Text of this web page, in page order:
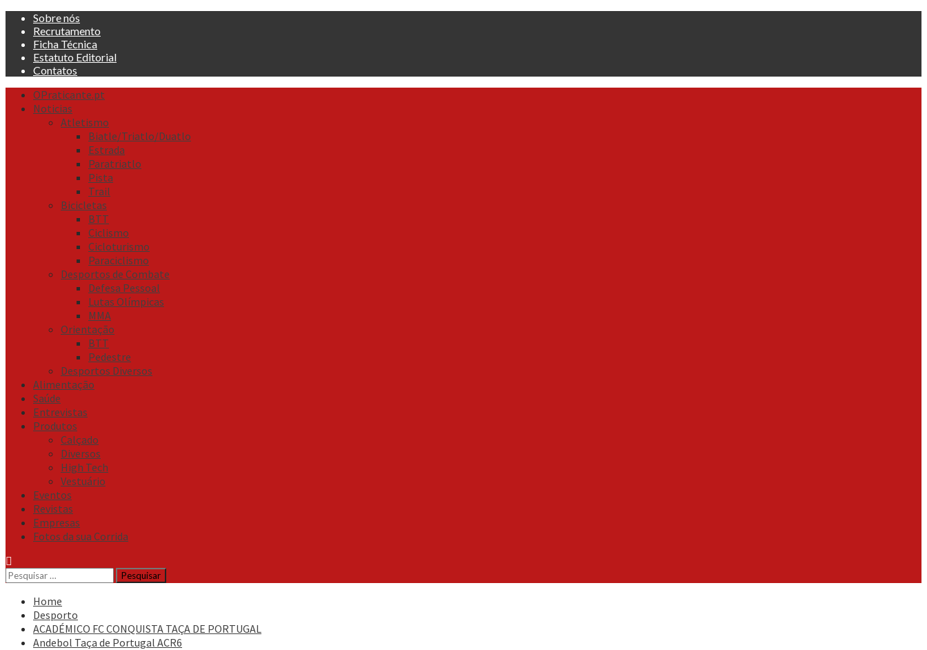
Skip
content
Sobre nós
Recrutamento
Ficha Técnica
Estatuto Editorial
Contatos
Primary
Menu
OPraticante.pt
Noticias
Atletismo
Biatle/Triatlo/Duatlo
Estrada
Paratriatlo
Pista
Trail
Bicicletas
BTT
Ciclismo
Cicloturismo
Paraciclismo
Desportos de Combate
Defesa Pessoal
Lutas Olímpicas
MMA
Orientação
BTT
Pedestre
Desportos Diversos
Alimentação
Saúde
Entrevistas
Produtos
Calçado
Diversos
High Tech
Vestuário
Eventos
Revistas
Empresas
Fotos da sua Corrida
Pesquisar
por:
Home
Desporto
ACADÉMICO FC CONQUISTA TAÇA DE PORTUGAL
Andebol Taça de Portugal ACR6